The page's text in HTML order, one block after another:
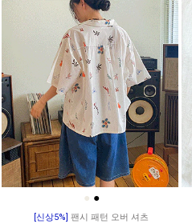
● ●
[신상5%] 팬시 패턴 오버 셔츠